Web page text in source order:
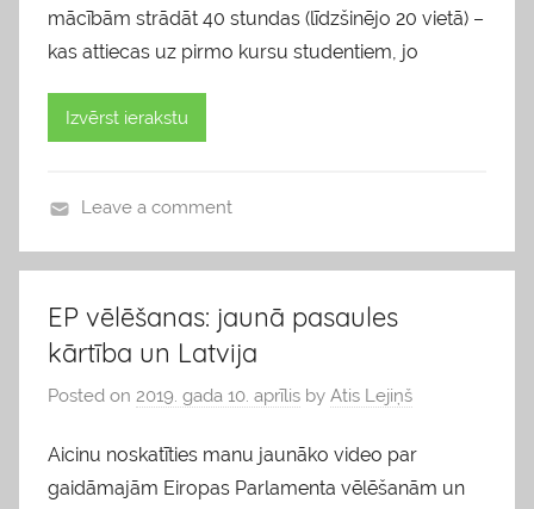
mācībām strādāt 40 stundas (līdzšinējo 20 vietā) –
kas attiecas uz pirmo kursu studentiem, jo
Izvērst ierakstu
l
g
s
Leave a comment
EP vēlēšanas: jaunā pasaules
kārtība un Latvija
Posted on 2019. gada 10. aprīlis by Atis Lejiņš
Aicinu noskatīties manu jaunāko video par
gaidāmajām Eiropas Parlamenta vēlēšanām un